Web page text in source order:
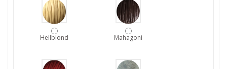
Hellblond Mahagoni